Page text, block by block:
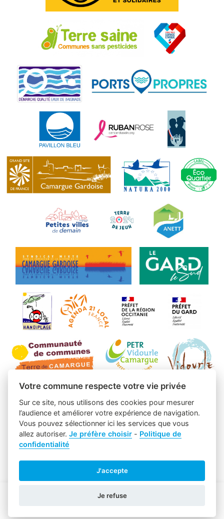
Votre commune respecte votre vie privée
Sur ce site, nous utilisons des cookies pour mesurer
l’audience et améliorer votre expérience de navigation.
Vous pouvez sélectionner ici les services que vous
allez autoriser.Je préfère choisir - Politique de
confidentialité
J'accepte
Je refuse